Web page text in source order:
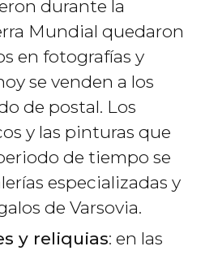
durante la
Mundial quedaron
en fotografías y
se venden a los
de postal. Los
y las pinturas que
de tiempo se
especializadas y
de Varsovia.
y reliquias: en las